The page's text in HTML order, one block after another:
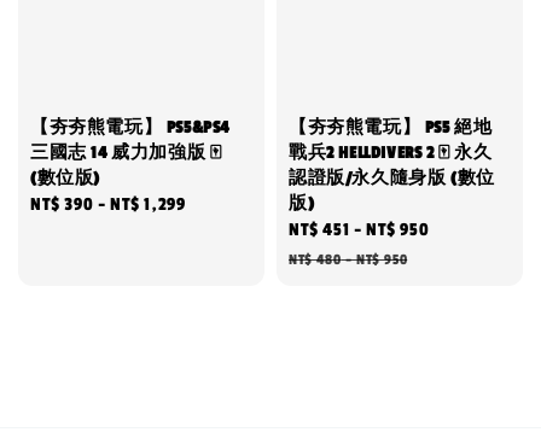
【夯夯熊電玩】 PS5&PS4
三國志 14 威力加強版 🀄
(數位版)
Regular
NT$ 390 -NT$ 1,299
【夯夯熊電玩】 PS5 絕地
戰兵2 HELLDIVERS 2 🀄 永久
認證版/永久隨身版 (數位
版)
Sale
price
NT$ 451 -NT$ 950
NT$ 480-NT$ 950